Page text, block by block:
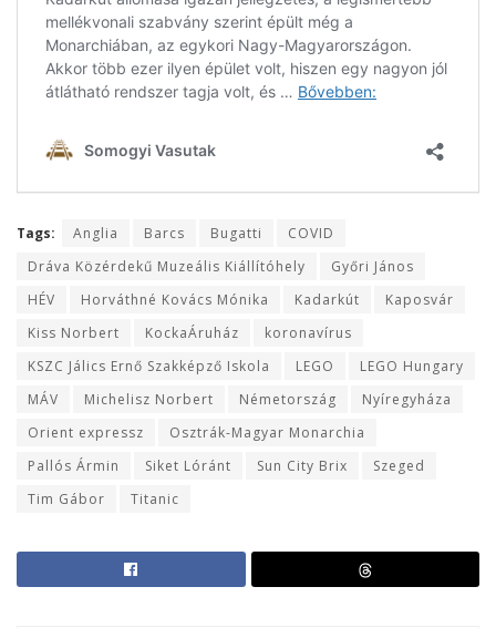
Tags: Anglia Barcs Bugatti
COVID
Dráva Közérdekű Muzeális Kiállítóhely
Győri János
HÉV
Horváthné Kovács Mónika Kadarkút
Kaposvár
Kiss Norbert
KockaÁruház
koronavírus
KSZC Jálics Ernő Szakképző Iskola
LEGO
LEGO Hungary
MÁV
Michelisz Norbert Németország
Nyíregyháza
Orient expressz
Osztrák-Magyar Monarchia
Pallós Ármin
Siket Lóránt Sun City Brix
Szeged
Tim Gábor
Titanic